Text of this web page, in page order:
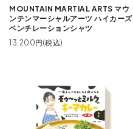
MOUNTAIN MARTIAL ARTS マウ
ンテンマーシャルアーツ ハイカーズ
ベンチレーションシャツ
13,200円(税込)